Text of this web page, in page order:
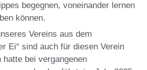
begegnen, voneinander lernen
können.
Vereins aus dem
Ei“ sind auch für diesen Verein
bei vergangenen